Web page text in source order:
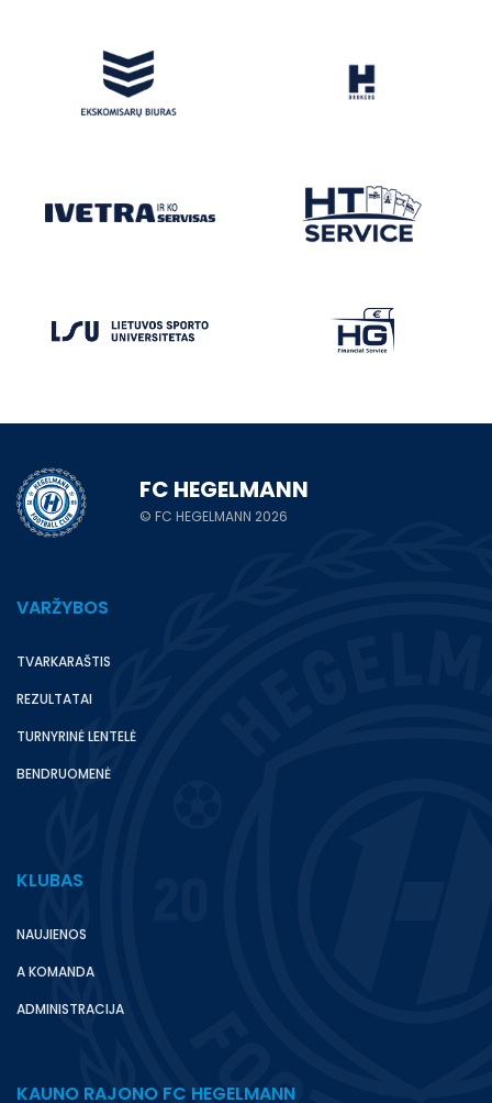
FC HEGELMANN
© FC HEGELMANN 2026
VARŽYBOS
TVARKARAŠTIS
REZULTATAI
TURNYRINĖ LENTELĖ
BENDRUOMENĖ
KLUBAS
NAUJIENOS
A KOMANDA
ADMINISTRACIJA
KAUNO RAJONO FC HEGELMANN